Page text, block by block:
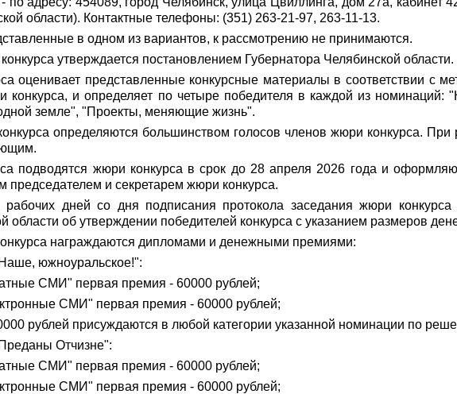
области). Контактные телефоны: (351) 263-21-97, 263-11-13.
в одном из вариантов, к рассмотрению не принимаются.
утверждается постановлением Губернатора Челябинской области.
оценивает представленные конкурсные материалы в соответствии с
конкурса, и определяет по четыре победителя в каждой из
земле", "Проекты, меняющие жизнь".
определяются большинством голосов членов жюри конкурса.
подводятся жюри конкурса в срок до 28 апреля 2026 года и
и секретарем жюри конкурса.
дней со дня подписания протокола заседания жюри конкурса
области об утверждении победителей конкурса с указанием размеров
награждаются дипломами и денежными премиями:
южноуральское!":
СМИ" первая премия - 60000 рублей;
СМИ" первая премия - 60000 рублей;
рублей присуждаются в любой категории указанной номинации по
Отчизне":
СМИ" первая премия - 60000 рублей;
СМИ" первая премия - 60000 рублей;